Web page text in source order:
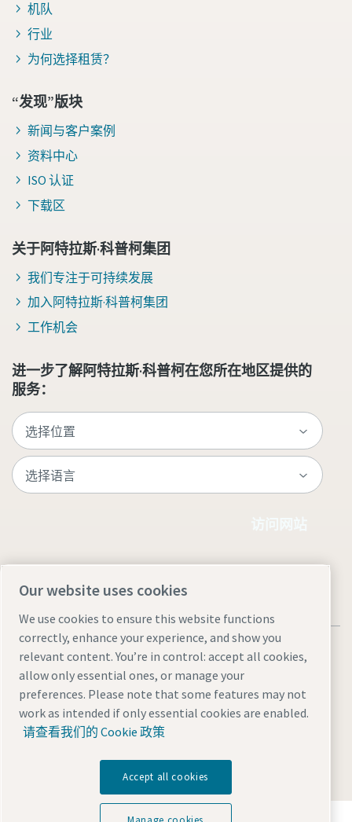
机队
行业
为何选择租赁？
“发现”版块
新闻与客户案例
资料中心
ISO 认证
下载区
关于阿特拉斯·科普柯集团
我们专注于可持续发展
加入阿特拉斯·科普柯集团
工作机会
进一步了解阿特拉斯·科普柯在您所在地区提供的
服务：
法律和隐私声明 Manage cookies 网站地图
沪ICP备15004877号-1沪公网安备 31010602005937号
© 2026 阿特拉斯·科普柯（中国）投资有限公司
Our website uses cookies
We use cookies to ensure this website functions
correctly, enhance your experience, and show you
relevant content. You’re in control: accept all cookies,
allow only essential ones, or manage your
preferences. Please note that some features may not
work as intended if only essential cookies are enabled.
请查看我们的 Cookie 政策
Accept all cookies